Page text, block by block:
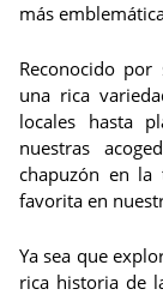
más
Reconocido por
una rica
locales hasta
nuestras
chapuzón en
favorita en
Ya sea que
rica historia de